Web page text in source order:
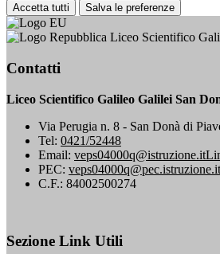
Accetta tutti Salva le preferenze
Liceo Scientifico
Contatti
Liceo Scientifico Galileo Galilei San
Via Perugia n. 8 - San Donà di
Tel: 0421/52448
Email: veps04000q@istruzione.it
PEC: veps04000q@pec.istruzione.it
C.F.: 84002500274
Sezione Link Utili